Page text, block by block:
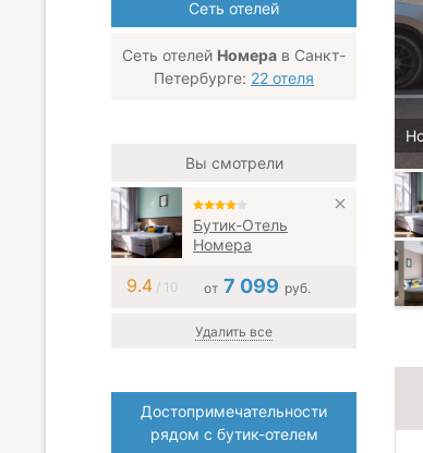
Сеть отелей
Сеть отелей Номера в Санкт-
Петербурге: 22 отеля
Вы смотрели
Бутик-Отель
Номера
9.4/ 10 от 7 099 руб.
Удалить все
Достопримечательности
рядом с бутик-отелем